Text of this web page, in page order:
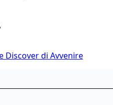
Discover di Avvenire